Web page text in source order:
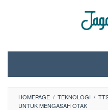
HOMEPAGE / TEKNOLOGI /
UNTUK MENGASAH OTAK